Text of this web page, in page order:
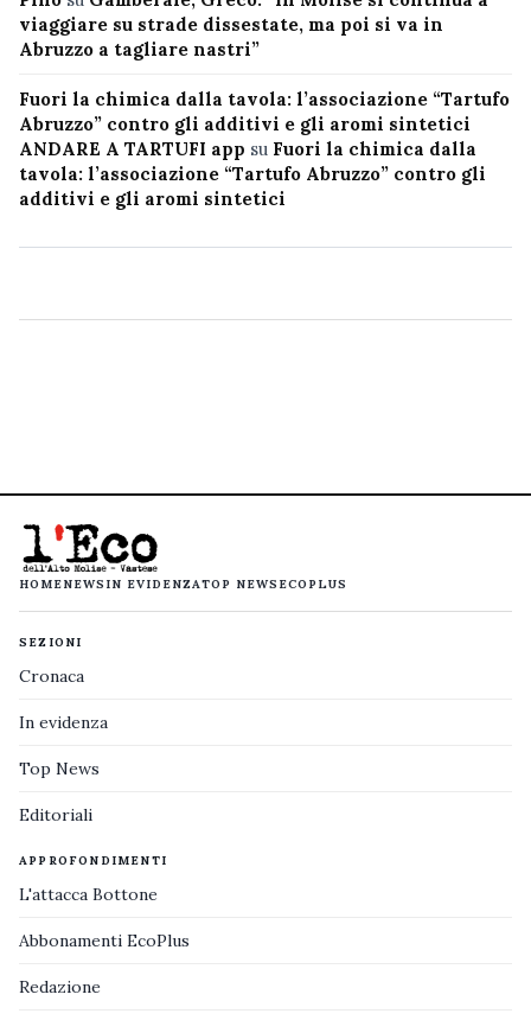
viaggiare su strade dissestate, ma poi si va in
Abruzzo a tagliare nastri”
Fuori la chimica dalla tavola: l’associazione “Tartufo
Abruzzo” contro gli additivi e gli aromi sintetici
ANDARE A TARTUFI app su Fuori la chimica dalla
tavola: l’associazione “Tartufo Abruzzo” contro gli
additivi e gli aromi sintetici
HOMENEWS IN EVIDENZATOP NEWS ECOPLUS
SEZIONI
Cronaca
In evidenza
Top News
Editoriali
APPROFONDIMENTI
L'attacca Bottone
Abbonamenti EcoPlus
Redazione